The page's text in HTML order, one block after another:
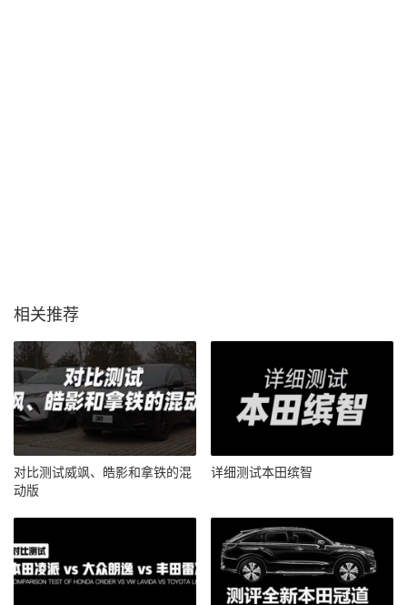
相关推荐
对比测试威飒、皓影和拿铁的混
动版
详细测试本田缤智